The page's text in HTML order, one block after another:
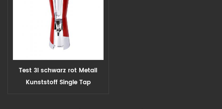
Test 3l schwarz rot Metall
Kunststoff Single Tap